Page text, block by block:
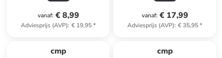
vanaf: € 8,99
Adviesprijs (AVP): € 19,95*
vanaf: € 17,99
Adviesprijs (AVP): € 35,95*
cmp cmp